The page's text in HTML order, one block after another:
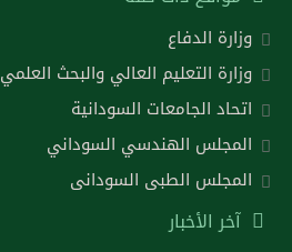
وزارة الدفاع
وزارة التعليم العالي والبحث العلمي
اتحاد الجامعات السودانية
المجلس الهندسي السوداني
المجلس الطبى السودانى
آخر الأخبار